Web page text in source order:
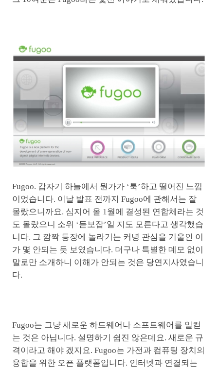
Fugoo. 갑자기 하늘에서 뭔가가 ‘툭’하고 떨어진 느낌
이었습니다. 이날 발표 전까지 Fugoo에 관해서는 잘
몰랐으니까요. 심지어 올 1월에 결성된 연합체라는 것
도 몰랐으니 소위 ‘듣보잡’일 지도 모른다고 생각했습
니다. 그 깜짝 등장에 놀라기는 커녕 관심을 기울인 이
가 몇 안되는 듯 보였습니다. 더구나 특별한 데모 없이
말로만 소개하니 이해가 안되는 것은 당연지사였습니
다.
Fugoo는 그냥 새로운 하드웨어나 소프트웨어를 일컫
는 것은 아닙니다. 설명하기 쉽진 않은데요. 새로운 규
격이라고 해야 겠지요. Fugoo는 가전과 컴퓨팅 장치의
융합을 위한 오픈 플랫폼입니다. 인터넷과 연결되는